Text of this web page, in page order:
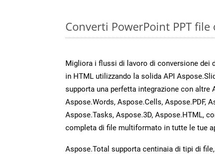
Converti PowerPoint PPT
Migliora i flussi di lavoro di conversione dei
in HTML utilizzando la solida API
supporta una perfetta integrazione con altre
Aspose.Words, Aspose.Cells, Aspose.PDF,
Aspose.Tasks, Aspose.3D, Aspose.HTML,
completa di file multiformato in tutte le tue
Aspose.Total supporta centinaia di tipi di